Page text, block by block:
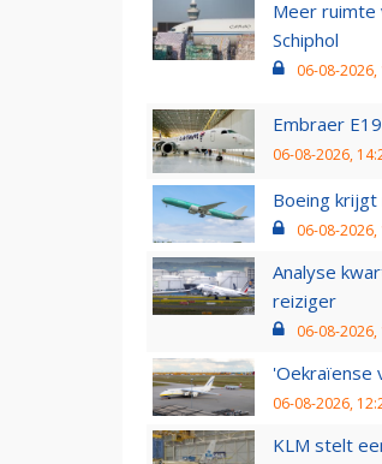
Meer ruimte
Schiphol
06-08-2026,
Embraer
06-08-2026,
Boeing
06-08-2026,
Analyse
reiziger
06-08-2026,
'Oekraïense
06-08-2026,
KLM stelt